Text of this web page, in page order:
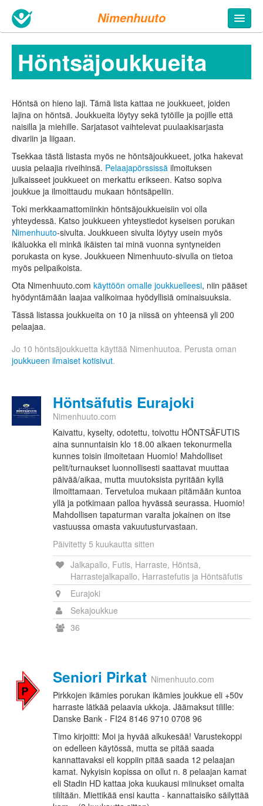
Nimenhuuto
Höntsä­joukkueita
Höntsä on hieno laji. Tämä lista kattaa ne joukkueet, joiden
lajina on höntsä. Joukkueita löytyy sekä tytöille ja pojille että
naisilla ja miehille. Sarjatasot vaihtelevat puulaakisarjasta
divariin ja liigaan.
Tsekkaa tästä listasta myös ne höntsä­joukkueet, jotka hakevat
uusia pelaajia riveihinsä. Pelaajapörssissä ilmoituksen
julkaisseet joukkueet on merkattu erikseen. Katso sopiva
joukkue ja ilmoittaudu mukaan höntsä­peliin.
Toki merkkaamattomiinkin höntsäjoukkueisiin voi olla
yhteydessä. Katso joukkueen yhteystiedot kyseisen porukan
Nimenhuuto-sivulta. Joukkueen sivulta löytyy usein myös
ikäluokka eli minkä ikäisten tai minä vuonna syntyneiden
porukasta on kyse. Joukkueen Nimenhuuto-sivulla on tietoa
myös pelipaikoista.
Ota Nimenhuuto.com käyttöön omalle joukkuelleesi, niin pääset
hyödyntämään laajaa valikoimaa hyödyllisiä ominaisuuksia.
Tässä listassa joukkueita on 10 ja niissä on yhteensä yli 200
pelaajaa.
Jo 10 höntsäjoukkuetta käyttää Nimenhuutoa. Perusta oman
joukkueen ilmaiset kotisivut.
Höntsäfutis Eurajoki
Nimenhuuto.com
Kaivattu, kyselty, odotettu, toivottu HÖNTSÄFUTIS
aina sunnuntaisin klo 18.00 alkaen tekonurmella
kunnes toisin ilmoitetaan Huomio! Mahdolliset
pelit/turnaukset luonnollisesti saattavat muuttaa
päivää/aikaa, mutta muutoksista pyritään kyllä
ilmoittamaan. Tervetuloa mukaan pitämään kuntoa
yllä ja potkimaan palloa hyvässä seurassa. Huomio!
Mahdollisen tapaturman varalta jokainen on itse
vastuussa omasta vakuutusturvastaan.
Päivitetty 5 kuukautta sitten
Jalkapallo, Futis, Harraste, Höntsä,
Harrastejalkapallo, Harrastefutis ja Höntsäfutis
Eurajoki
Sekajoukkue
36
Seniori Pirkat Nimenhuuto.com
Pirkkojen ikämies porukan ikämies joukkue eli +50v
harraste lätkää pelaavia ukkoja. Jäämaksut tilille:
Danske Bank - FI24 8146 9710 0708 96
Timo kirjoitti: Moi ja hyvää alkukesää! Varustekoppi
on edelleen käytössä, mutta se pitää saada
kannattavaksi eli koppiin pitää saada 12 pelaajan
kamat. Nykyisin kopissa on ollut n. 8 pelaajan kamat
eli Stadin HD kattaa joka kuukausi miinukset omalta
tililtään. Miettikää ensi kautta - kannattaisiko säilyttää